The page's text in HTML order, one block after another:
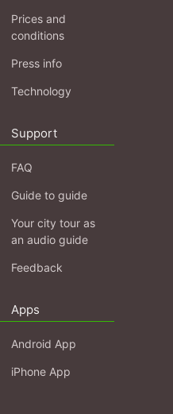
Prices and
conditions
Press info
Technology
Support
FAQ
Guide to guide
Your city tour as
an audio guide
Feedback
Apps
Android App
iPhone App